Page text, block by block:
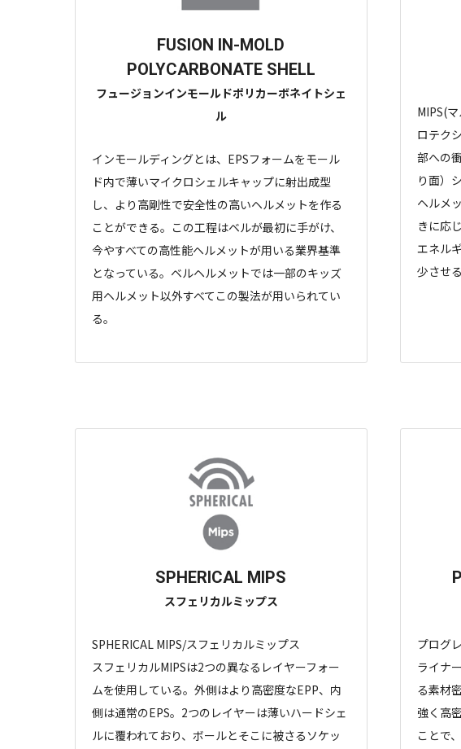
FUSION IN-MOLD
POLYCARBONATE SHELL
フュージョンインモールドポリカーボネイトシェ
ル
インモールディングとは、EPSフォームをモール
ド内で薄いマイクロシェルキャップに射出成型
し、より高剛性で安全性の高いヘルメットを作る
ことができる。この工程はベルが最初に手がけ、
今やすべての高性能ヘルメットが用いる業界基準
となっている。ベルヘルメットでは一部のキッズ
用ヘルメット以外すべてこの製法が用いられてい
る。
MIPS(
ロテク
部への
り面）
ヘルメ
きに応
エネル
少させ
SPHERICAL MIPS
スフェリカルミップス
SPHERICAL MIPS/スフェリカルミップス
スフェリカルMIPSは2つの異なるレイヤーフォー
ムを使用している。外側はより高密度なEPP、内
側は通常のEPS。2つのレイヤーは薄いハードシェ
ルに覆われており、ボールとそこに被さるソケッ
プログ
ライナ
る素材
強く高
ことで